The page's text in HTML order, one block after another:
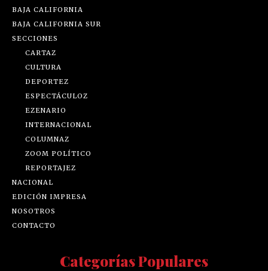
BAJA CALIFORNIA
BAJA CALIFORNIA SUR
SECCIONES
CARTAZ
CULTURA
DEPORTEZ
ESPECTÁCULOZ
EZENARIO
INTERNACIONAL
COLUMNAZ
ZOOM POLÍTICO
REPORTAJEZ
NACIONAL
EDICIÓN IMPRESA
NOSOTROS
CONTACTO
Categorías Populares